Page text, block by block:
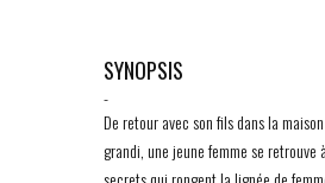
SYNOPSIS
-
De retour avec son fils dans la
grandi, une jeune femme se retrouve